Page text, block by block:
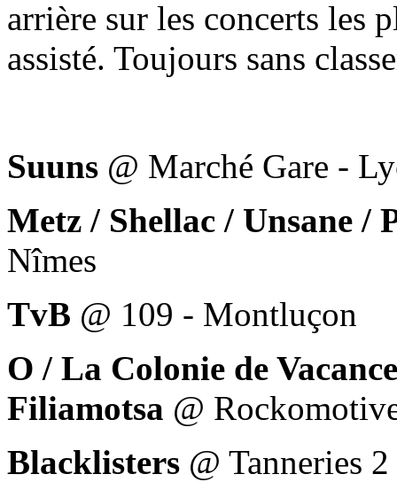
arrière sur les concerts les
assisté. Toujours sans
Suuns @ Marché Gare -
Metz / Shellac / Unsane /
Nîmes
TvB @ 109 - Montluçon
O / La Colonie de
Filiamotsa @
Blacklisters @ Tanneries